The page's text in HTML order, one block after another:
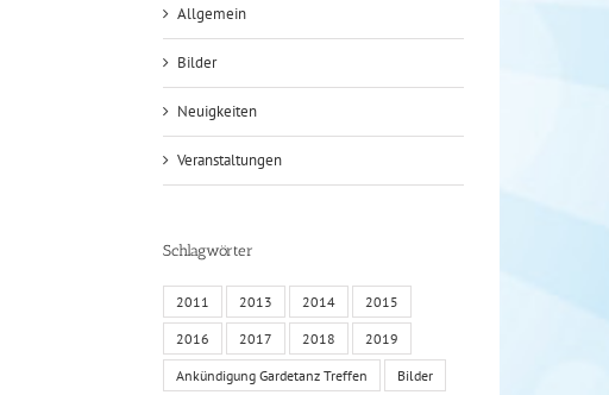
Allgemein
Bilder
Neuigkeiten
Veranstaltungen
Schlagwörter
2011 2013 2014 2015
2016 2017 2018 2019
Ankündigung Gardetanz Treffen Bilder